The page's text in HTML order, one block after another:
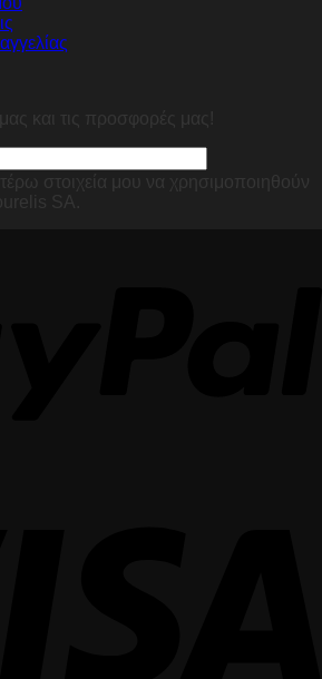
και τις προσφορές μας!
στοιχεία μου να χρησιμοποιηθούν
SA.